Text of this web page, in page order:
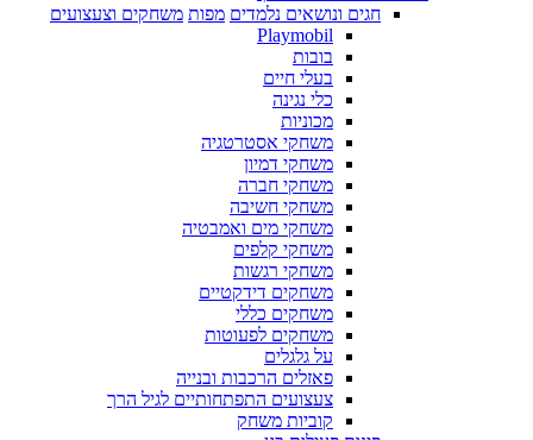
חגים ונושאים נלמדים מפות משחקים וצעצועים
Playmobil
בובות
בעלי חיים
כלי נגינה
מכוניות
משחקי אסטרטגיה
משחקי דמיון
משחקי חברה
משחקי חשיבה
משחקי מים ואמבטיה
משחקי קלפים
משחקי רגשות
משחקים דידקטיים
משחקים כללי
משחקים לפעוטות
על גלגלים
פאזלים הרכבות ובנייה
צעצועים התפתחותיים לגיל הרך
קוביות משחק